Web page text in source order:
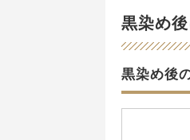
黒染め
黒染め後